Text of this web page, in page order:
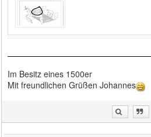
Im Besitz eines 1500er
Mit freundlichen Grüßen Johannes